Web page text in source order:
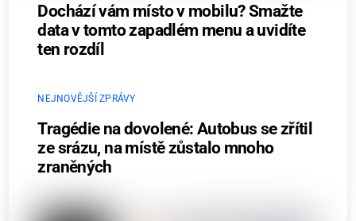
Dochází vám místo v mobilu? Smažte
data v tomto zapadlém menu a uvidíte
ten rozdíl
NEJNOVĚJŠÍ ZPRÁVY
Tragédie na dovolené: Autobus se zřítil
ze srázu, na místě zůstalo mnoho
zraněných